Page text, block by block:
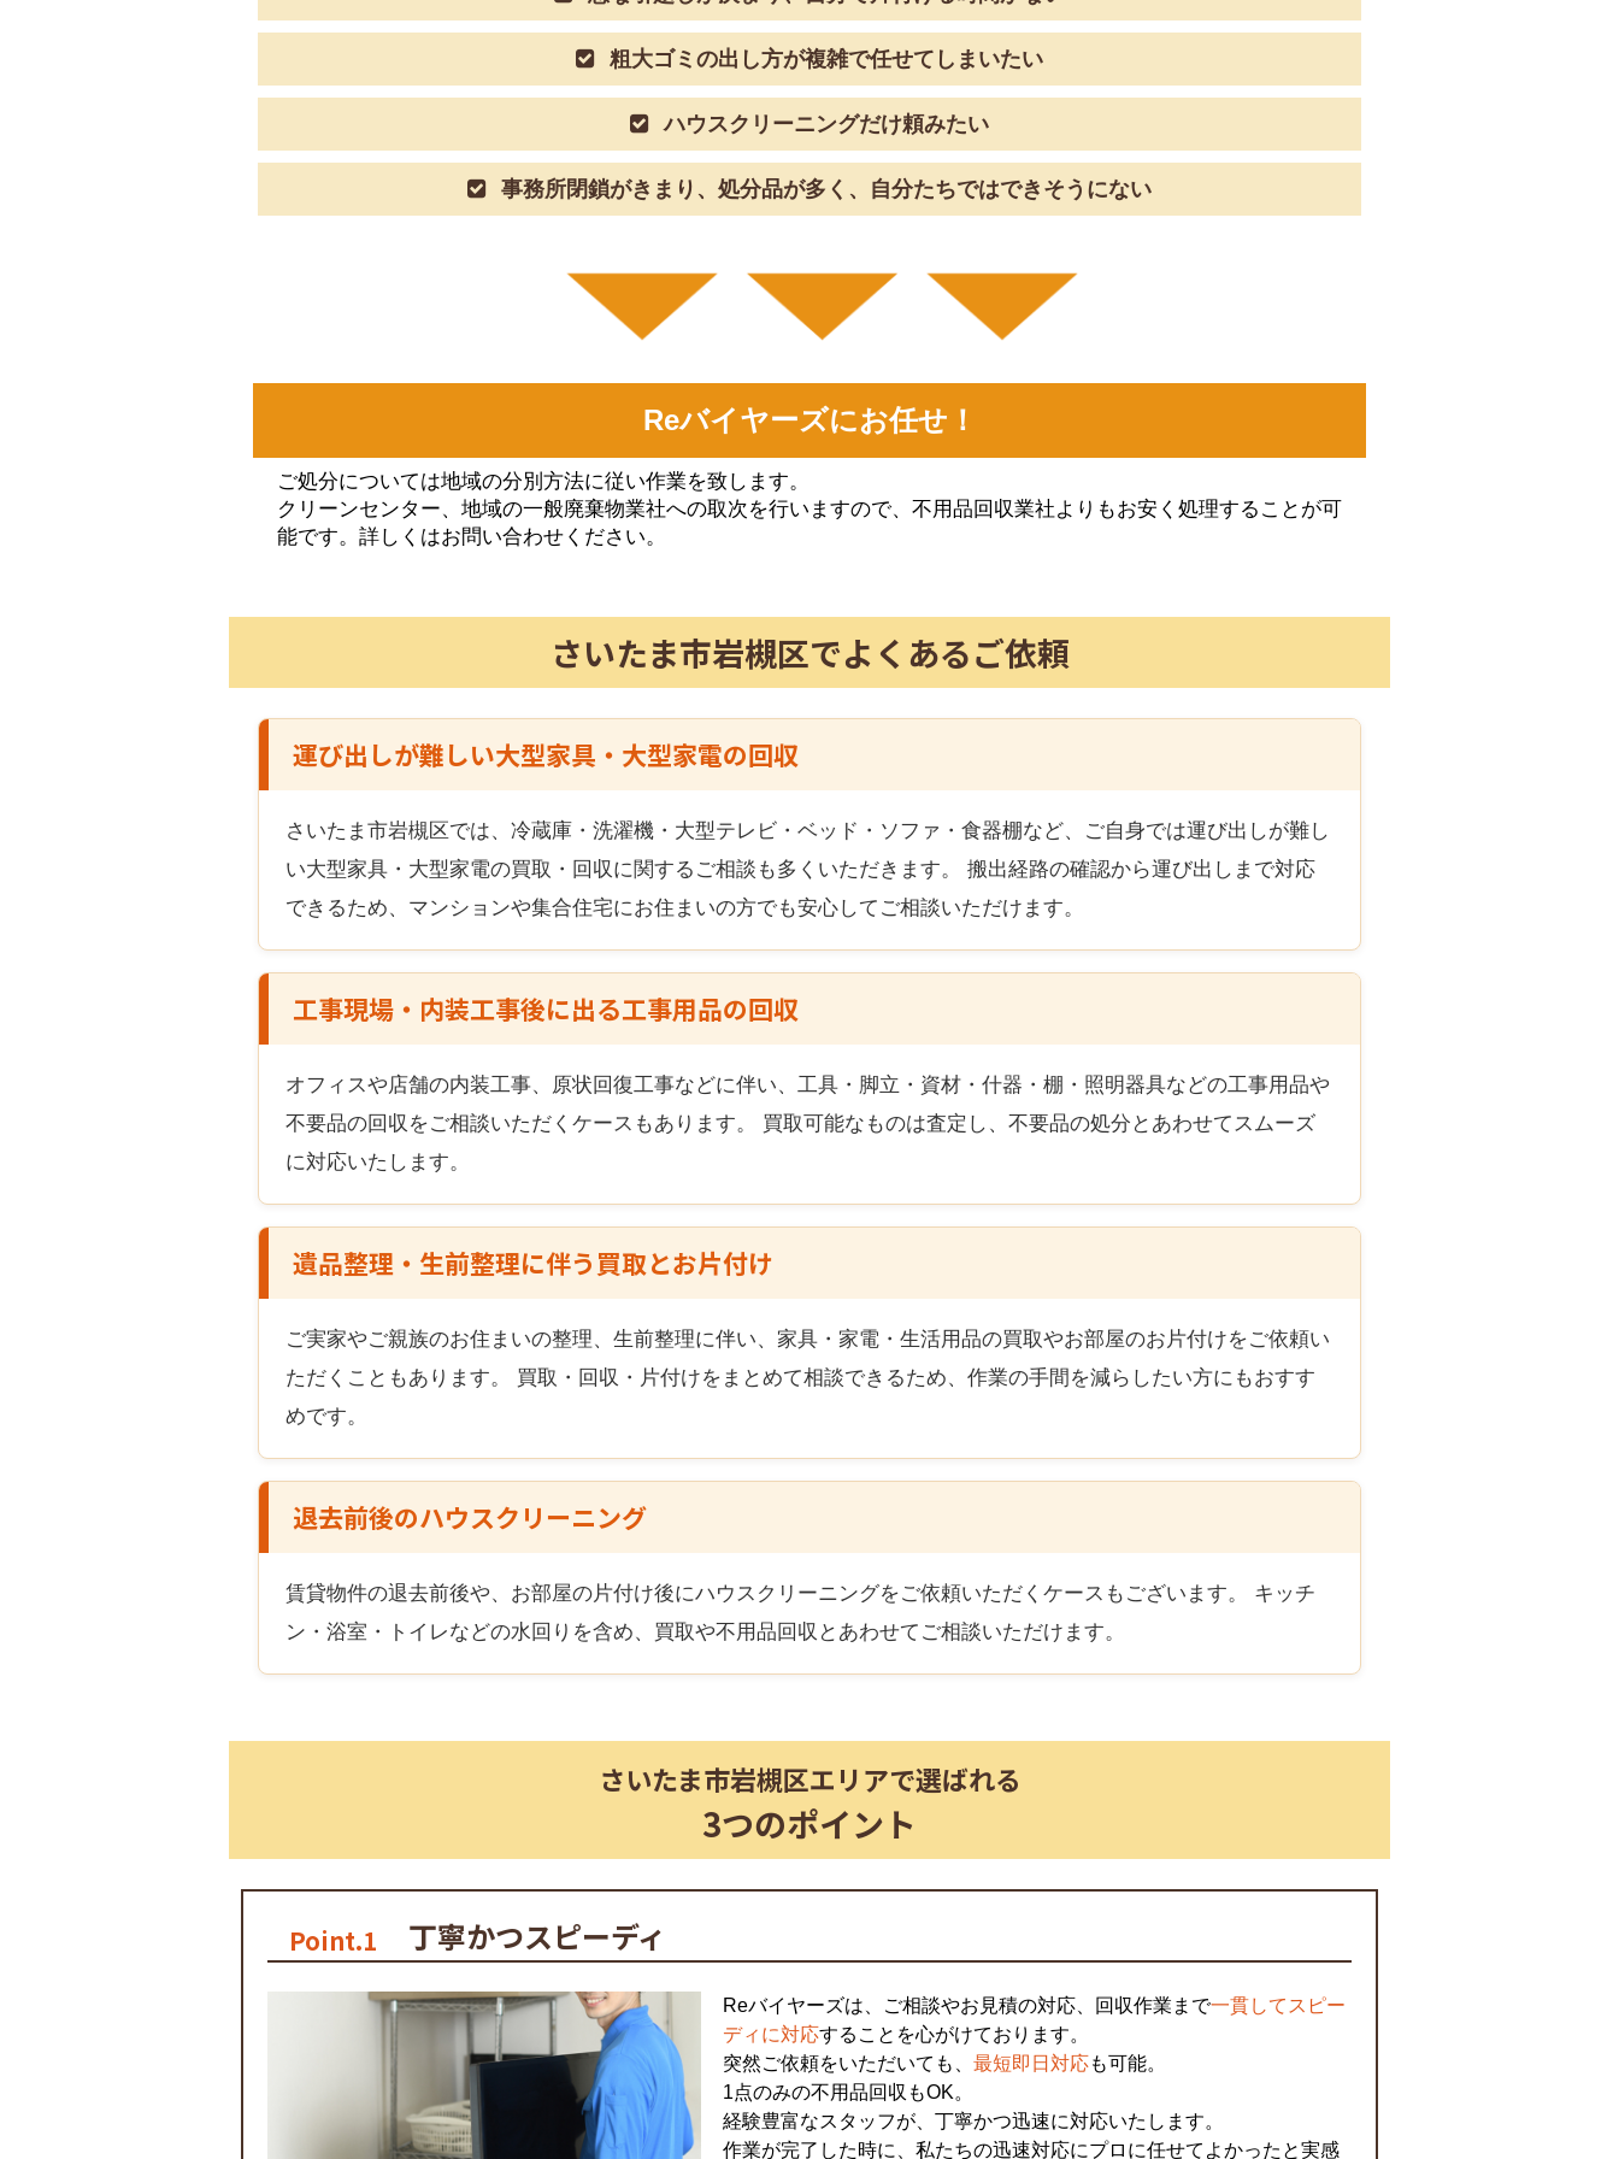
粗大ゴミの出し方が複雑で任せてしまいたい
ハウスクリーニングだけ頼みたい
事務所閉鎖がきまり、処分品が多く、自分たちではできそうにない
Reバイヤーズにお任せ！
ご処分については地域の分別⽅法に従い作業を致します。
クリーンセンター、地域の⼀般廃棄物業社への取次を⾏いますので、不⽤品回収業社よりもお安く処理することが可
能です。詳しくはお問い合わせください。
さいたま市岩槻区でよくあるご依頼
運び出しが難しい大型家具・大型家電の回収
さいたま市岩槻区 では、冷蔵庫・洗濯機・大型テレビ・ベッド・ソファ・食器棚など、ご自身では運び出しが難し
い大型家具・大型家電の買取・回収に関するご相談も多くいただきます。 搬出経路の確認から運び出しまで対応
できるため、マンションや集合住宅にお住まいの方でも安心してご相談いただけます。
工事現場・内装工事後に出る工事用品の回収
オフィスや店舗の内装工事、原状回復工事などに伴い、工具・脚立・資材・什器・棚・照明器具などの工事用品や
不要品の回収をご相談いただくケースもあります。 買取可能なものは査定し、不要品の処分とあわせてスムーズ
に対応いたします。
遺品整理・生前整理に伴う買取とお片付け
ご実家やご親族のお住まいの整理、生前整理に伴い、家具・家電・生活用品の買取やお部屋のお片付けをご依頼い
ただくこともあります。 買取・回収・片付けをまとめて相談できるため、作業の手間を減らしたい方にもおすす
めです。
退去前後のハウスクリーニング
賃貸物件の退去前後や、お部屋の片付け後にハウスクリーニングをご依頼いただくケースもございます。 キッチ
ン・浴室・トイレなどの水回りを含め、買取や不用品回収とあわせてご相談いただけます。
さいたま市岩槻区エリアで選ばれる
3つのポイント
Point.1 丁寧かつスピーディ
Reバイヤーズは、ご相談やお見積の対応、回収作業まで一貫してスピー
ディに対応することを心がけております。
突然ご依頼をいただいても、 最短即日対応も可能。
1点のみの不用品回収もOK。
経験豊富なスタッフが、丁寧かつ迅速に対応いたします。
作業が完了した時に、私たちの迅速対応にプロに任せてよかったと実感